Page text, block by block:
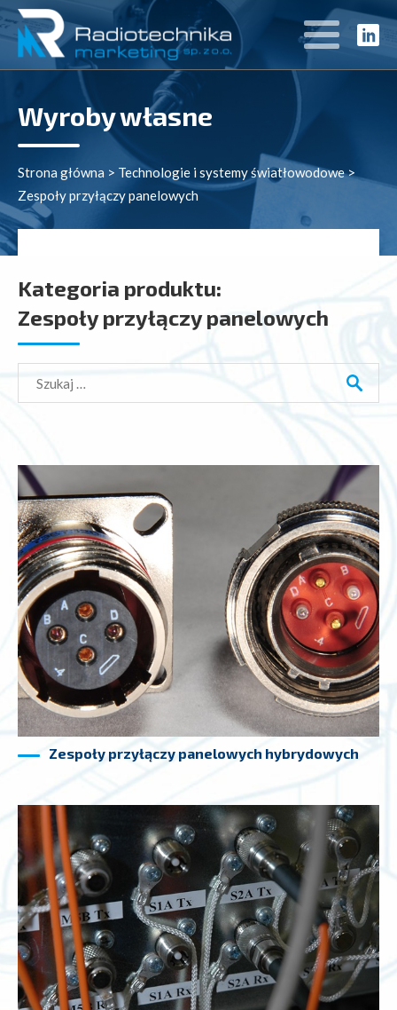
Wyroby własne
Strona główna > Technologie i systemy światłowodowe>
Zespoły przyłączy panelowych
Kategoria produktu:
Zespoły przyłączy panelowych
Zespoły przyłączy panelowych hybrydowych